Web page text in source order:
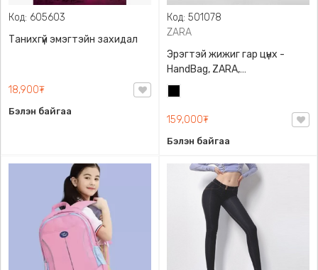
Код: 605603
Танихгүй эмэгтэйн захидал
18,900₮
Бэлэн байгаа
Код: 501078
ZARA
Эрэгтэй жижиг гар цүнх -
HandBag, ZARA,
3720/005/040, PU арьс
159,000₮
Бэлэн байгаа